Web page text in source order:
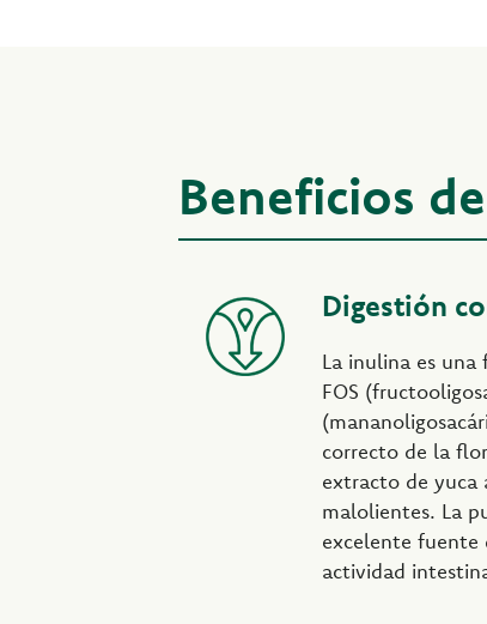
Beneficios
Digestión
La inulina es
FOS
correcto de la
extracto de yuca
malolientes. La
excelente fuente
actividad